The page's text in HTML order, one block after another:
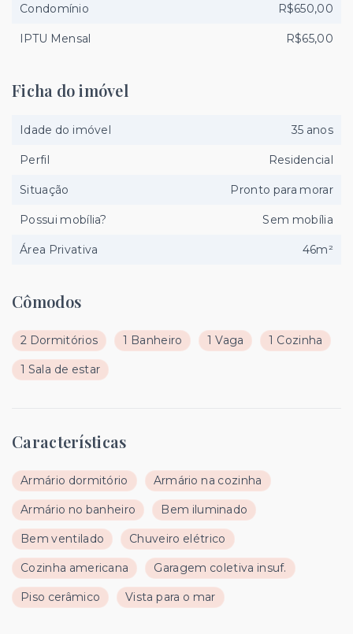
Cômodos
2 Dormitórios 1 Banheiro 1 Vaga 1 Cozinha
1 Sala de estar
Características
Armário dormitório Armário na cozinha
Armário no banheiro Bem iluminado
Bem ventilado Chuveiro elétrico
Cozinha americana Garagem coletiva insuf.
Piso cerâmico Vista para o mar
Condomínio R$650,00
IPTU Mensal R$65,00
Ficha do imóvel
Idade do imóvel 35 anos
Perfil Residencial
Situação Pronto para morar
Possui mobília? Sem mobília
Área Privativa 46m²